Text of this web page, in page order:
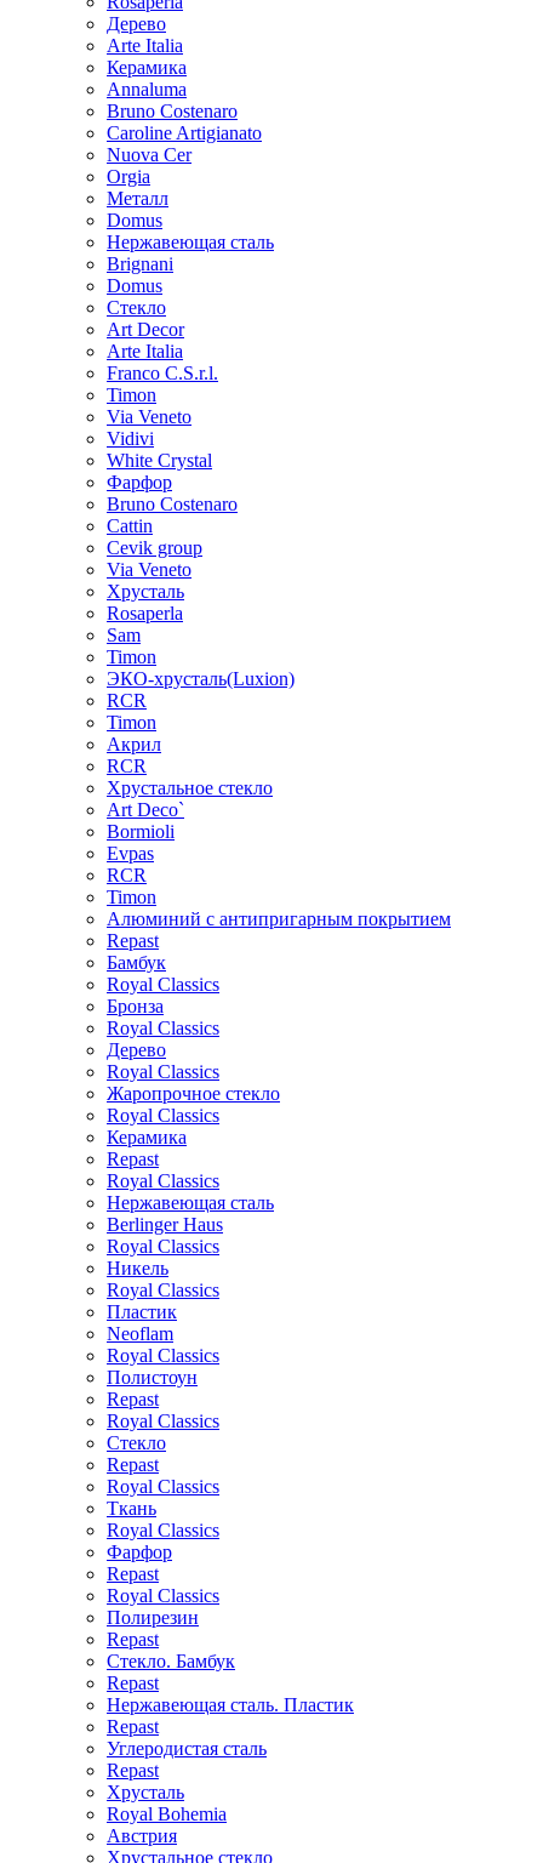
Дерево
Arte Italia
Керамика
Annaluma
Bruno Costenaro
Caroline Artigianato
Nuova Cer
Orgia
Металл
Domus
Нержавеющая сталь
Brignani
Domus
Стекло
Art Decor
Arte Italia
Franco C.S.r.l.
Timon
Via Veneto
Vidivi
White Crystal
Фарфор
Bruno Costenaro
Cattin
Cevik group
Via Veneto
Хрусталь
Rosaperla
Sam
Timon
ЭКО-хрусталь(Luxion)
RCR
Timon
Акрил
RCR
Хрустальное стекло
Art Deco`
Bormioli
Evpas
RCR
Timon
Алюминий с антипригарным покрытием
Repast
Бамбук
Royal Classics
Бронза
Royal Classics
Дерево
Royal Classics
Жаропрочное стекло
Royal Classics
Керамика
Repast
Royal Classics
Нержавеющая сталь
Berlinger Haus
Royal Classics
Никель
Royal Classics
Пластик
Neoflam
Royal Classics
Полистоун
Repast
Royal Classics
Стекло
Repast
Royal Classics
Ткань
Royal Classics
Фарфор
Repast
Royal Classics
Полирезин
Repast
Стекло. Бамбук
Repast
Нержавеющая сталь. Пластик
Repast
Углеродистая сталь
Repast
Хрусталь
Royal Bohemia
Австрия
Хрустальное стекло